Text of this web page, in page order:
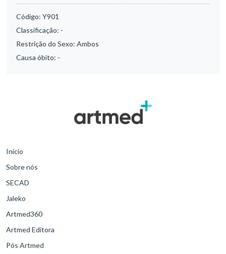
Código: Y901
Classificação: -
Restrição do Sexo: Ambos
Causa óbito: -
Início
Sobre nós
SECAD
Jaleko
Artmed360
Artmed Editora
Pós Artmed